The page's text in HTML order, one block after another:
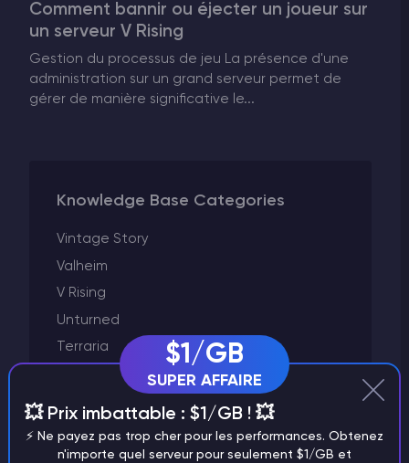
Comment bannir ou éjecter un joueur sur
un serveur V Rising
Gestion du processus de jeu La présence d'une
administration sur un grand serveur permet de
gérer de manière significative le...
Knowledge Base Categories
Vintage Story
Valheim
V Rising
Unturned
Terraria
Starbound
Rust
$1/GB
SUPER AFFAIRE
💥 Prix imbattable : $1/GB ! 💥
⚡️ Ne payez pas trop cher pour les performances. Obtenez
n'importe quel serveur pour seulement $1/GB et